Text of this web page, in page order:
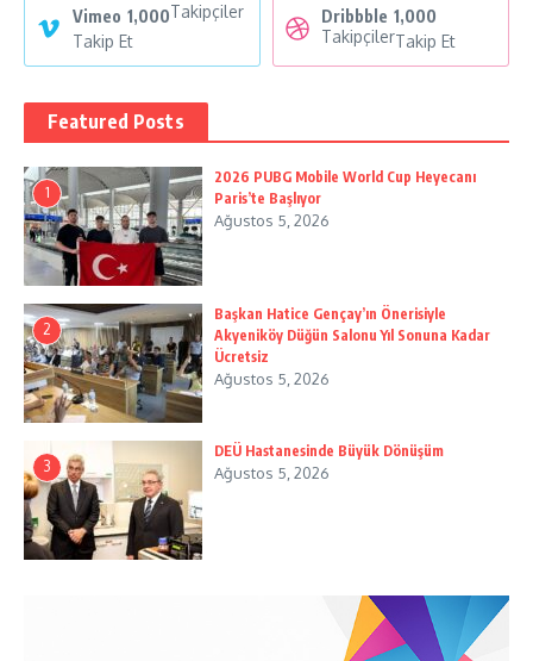
Vimeo 1,000Takipçiler
Takip Et
Dribbble 1,000
TakipçilerTakip Et
Featured Posts
1
2026 PUBG Mobile World Cup Heyecanı
Paris’te Başlıyor
Ağustos 5, 2026
2
Başkan Hatice Gençay’ın Önerisiyle
Akyeniköy Düğün Salonu Yıl Sonuna Kadar
Ücretsiz
Ağustos 5, 2026
3
DEÜ Hastanesinde Büyük Dönüşüm
Ağustos 5, 2026